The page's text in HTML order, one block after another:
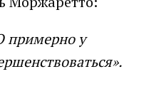
примерно у